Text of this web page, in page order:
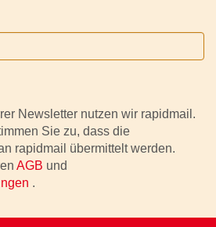
Newsletter nutzen wir rapidmail.
Sie zu, dass die
rapidmail übermittelt werden.
AGB und
.